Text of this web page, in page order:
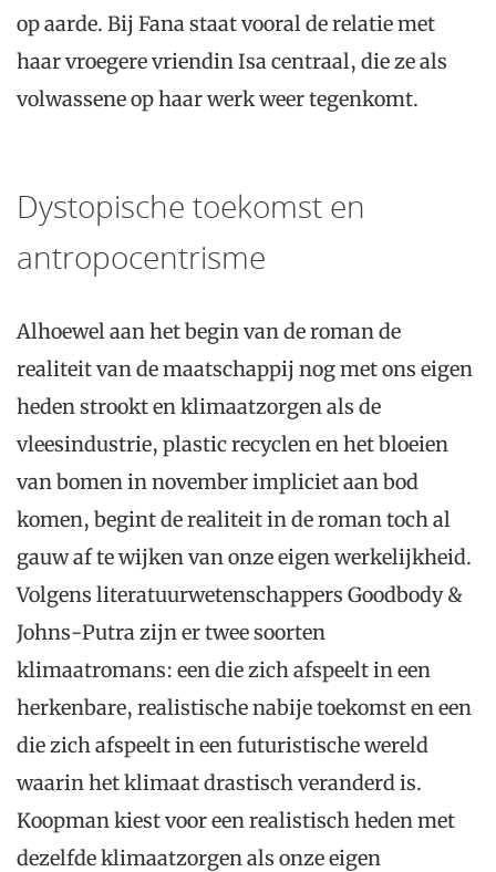
op aarde. Bij Fana staat vooral de relatie met
haar vroegere vriendin Isa centraal, die ze als
volwassene op haar werk weer tegenkomt.
Dystopische toekomst en
antropocentrisme
Alhoewel aan het begin van de roman de
realiteit van de maatschappij nog met ons eigen
heden strookt en klimaatzorgen als de
vleesindustrie, plastic recyclen en het bloeien
van bomen in november impliciet aan bod
komen, begint de realiteit in de roman toch al
gauw af te wijken van onze eigen werkelijkheid.
Volgens literatuurwetenschappers Goodbody &
Johns-Putra zijn er twee soorten
klimaatromans: een die zich afspeelt in een
herkenbare, realistische nabije toekomst en een
die zich afspeelt in een futuristische wereld
waarin het klimaat drastisch veranderd is.
Koopman kiest voor een realistisch heden met
dezelfde klimaatzorgen als onze eigen